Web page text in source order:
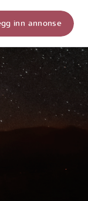
inn annonse